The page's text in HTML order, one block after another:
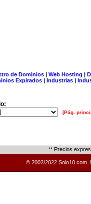
de Dominios| Web Hosting |
Expirados | Industrias |
[Pág.
** Precios
© 2002/2022 Solo10.com